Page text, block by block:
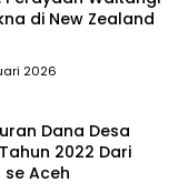
di New Zealand
2026
Dana Desa
2022 Dari
se Aceh